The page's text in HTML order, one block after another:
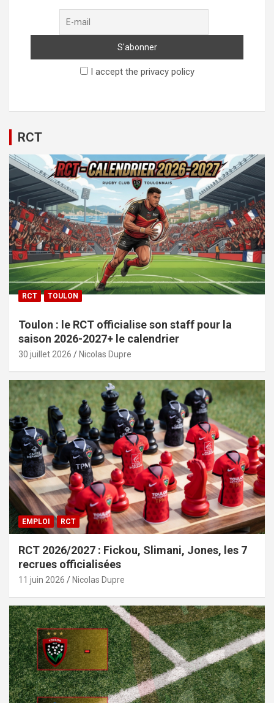
I accept the privacy policy
RCT
RCT TOULON
Toulon : le RCT officialise son staff pour la
saison 2026-2027+ le calendrier
30 juillet 2026 Nicolas Dupre
EMPLOI RCT
RCT 2026/2027 : Fickou, Slimani, Jones, les 7
recrues officialisées
11 juin 2026 Nicolas Dupre